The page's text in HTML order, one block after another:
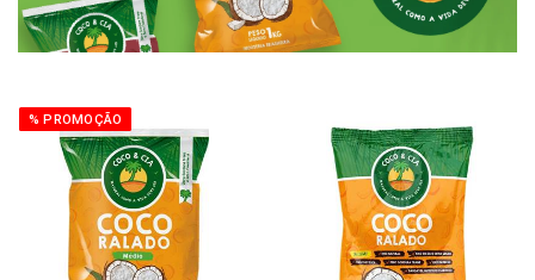
% PROMOÇÃO